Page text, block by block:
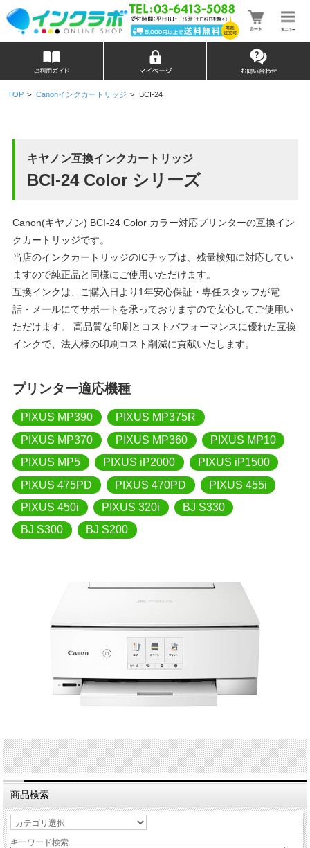
TOP > Canonインクカートリッジ > BCI-24
キヤノン互換インクカートリッジ
BCI-24 Color シリーズ
Canon(キヤノン) BCI-24 Color カラー対応プリンターの互換イン
クカートリッジです。
当店のインクカートリッジのICチップは、残量検知に対応してい
ますので純正品と同様にご使用いただけます。
互換インクは、ご購入日より1年安心保証・専任スタッフが電
話・メールにてサポートを承っておりますので安心してご使用い
ただけます。 高品質な印刷とコストパフォーマンスに優れた互換
インクで、法人様の印刷コスト削減に貢献いたします。
プリンター適応機種
PIXUS MP390
PIXUS MP375R
PIXUS MP370
PIXUS MP360
PIXUS MP10
PIXUS MP5
PIXUS iP2000
PIXUS iP1500
PIXUS 475PD
PIXUS 470PD
PIXUS 455i
PIXUS 450i
PIXUS 320i
BJ S330
BJ S300
BJ S200
商品検索
キーワード検索